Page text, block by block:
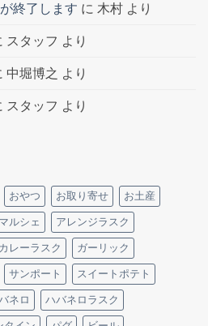
終了します に 木村 より
スタッフ より
中堀博之 より
スタッフ より
おやつ お取り寄せ お土産
ルシェ アレンジラスク
カレーラスク ガーリック
サンポート スイートポテト
ネロ ハバネロラスク